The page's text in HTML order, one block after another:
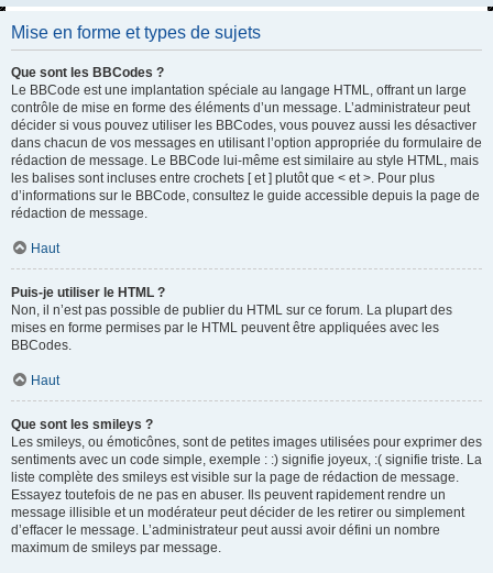
Mise en forme et types de sujets
Que sont les BBCodes ?
Le BBCode est une implantation spéciale au langage HTML, offrant un large
contrôle de mise en forme des éléments d’un message. L’administrateur peut
décider si vous pouvez utiliser les BBCodes, vous pouvez aussi les désactiver
dans chacun de vos messages en utilisant l’option appropriée du formulaire de
rédaction de message. Le BBCode lui-même est similaire au style HTML, mais
les balises sont incluses entre crochets [ et ] plutôt que < et >. Pour plus
d’informations sur le BBCode, consultez le guide accessible depuis la page de
rédaction de message.
Haut
Puis-je utiliser le HTML ?
Non, il n’est pas possible de publier du HTML sur ce forum. La plupart des
mises en forme permises par le HTML peuvent être appliquées avec les
BBCodes.
Haut
Que sont les smileys ?
Les smileys, ou émoticônes, sont de petites images utilisées pour exprimer des
sentiments avec un code simple, exemple : :) signifie joyeux, :( signifie triste. La
liste complète des smileys est visible sur la page de rédaction de message.
Essayez toutefois de ne pas en abuser. Ils peuvent rapidement rendre un
message illisible et un modérateur peut décider de les retirer ou simplement
d’effacer le message. L’administrateur peut aussi avoir défini un nombre
maximum de smileys par message.